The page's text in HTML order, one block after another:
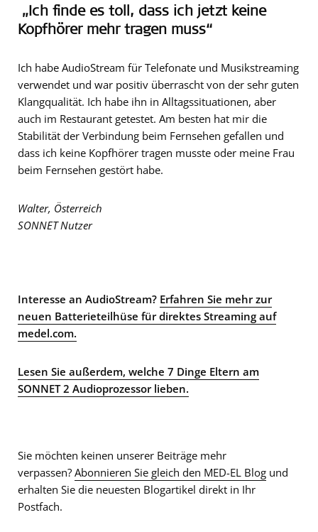
„Ich finde es toll, dass ich jetzt keine
Kopfhörer mehr tragen muss“
Ich habe AudioStream für Telefonate und Musikstreaming
verwendet und war positiv überrascht von der sehr guten
Klangqualität. Ich habe ihn in Alltagssituationen, aber
auch im Restaurant getestet. Am besten hat mir die
Stabilität der Verbindung beim Fernsehen gefallen und
dass ich keine Kopfhörer tragen musste oder meine Frau
beim Fernsehen gestört habe.
Walter, Österreich
SONNET Nutzer
Interesse an AudioStream? Erfahren Sie mehr zur
neuen Batterieteilhüse für direktes Streaming auf
medel.com.
Lesen Sie außerdem, welche 7 Dinge Eltern am
SONNET 2 Audioprozessor lieben.
Sie möchten keinen unserer Beiträge mehr
verpassen? Abonnieren Sie gleich den MED-EL Blog und
erhalten Sie die neuesten Blogartikel direkt in Ihr
Postfach.